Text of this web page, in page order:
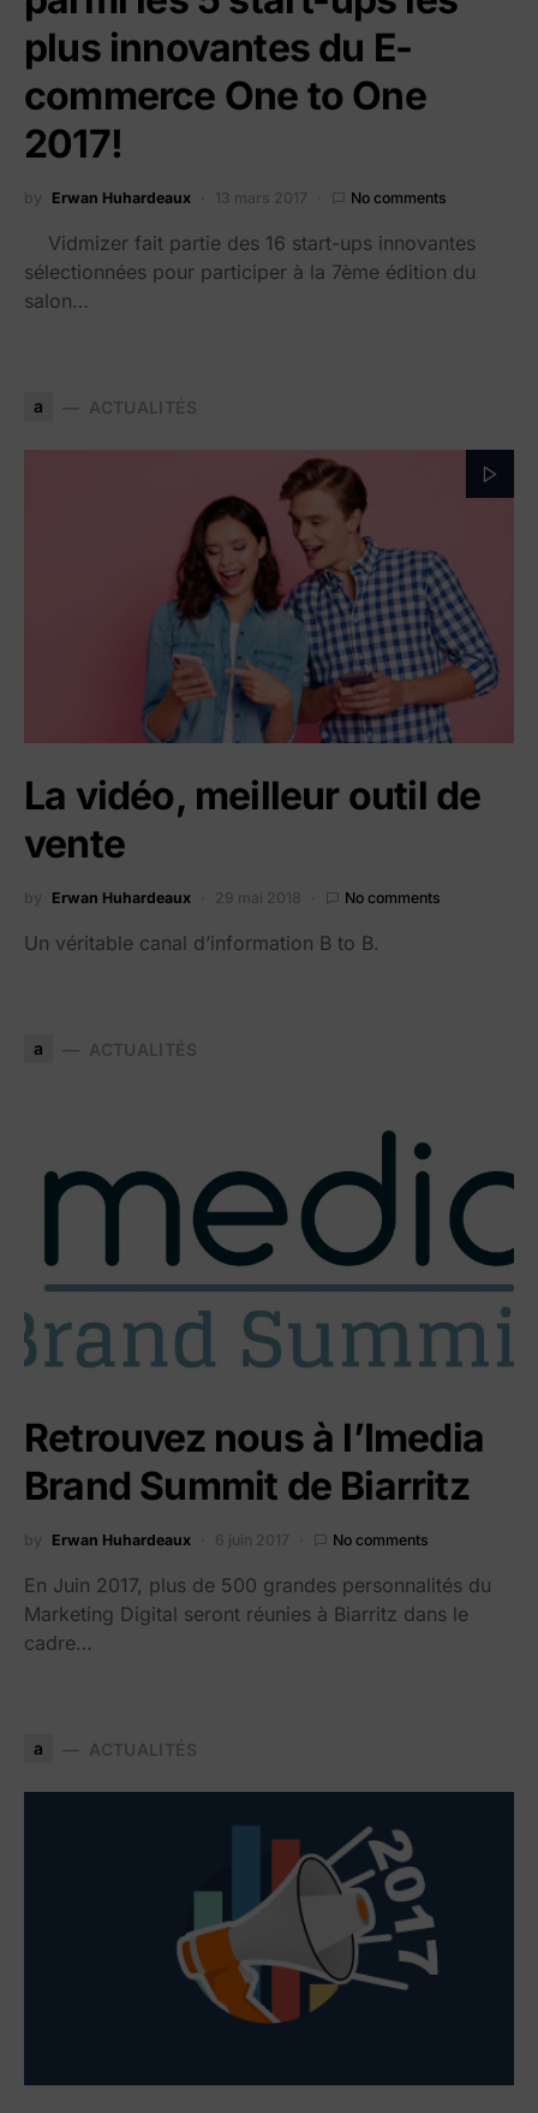
plus innovantes du E-
commerce One to One
2017!
by Erwan Huhardeaux 13 mars 2017 No comments
Vidmizer fait partie des 16 start-ups innovantes
sélectionnées pour participer à la 7ème édition du
salon…
a ACTUALITÉS
La vidéo, meilleur outil de
vente
by Erwan Huhardeaux 29 mai 2018 No comments
Un véritable canal d’information B to B.
a ACTUALITÉS
Retrouvez nous à l’Imedia
Brand Summit de Biarritz
by Erwan Huhardeaux 6 juin 2017 No comments
En Juin 2017, plus de 500 grandes personnalités du
Marketing Digital seront réunies à Biarritz dans le
cadre…
a ACTUALITÉS